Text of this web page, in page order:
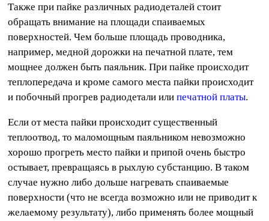
Также при пайке различных радиодеталей стоит
обращать внимание на площади спаиваемых
поверхностей. Чем больше площадь проводника,
например, медной дорожки на печатной плате, тем
мощнее должен быть паяльник. При пайке происходит
теплопередача и кроме самого места пайки происходит
и побочный прогрев радиодетали илипечатной платы.
Если от места пайки происходит существенный
теплоотвод, то маломощным паяльником невозможно
хорошо прогреть место пайки и припой очень быстро
остывает, превращаясь в рыхлую субстанцию. В таком
случае нужно либо дольше нагревать спаиваемые
поверхности (что не всегда возможно или не приводит к
желаемому результату), либо применять более мощный